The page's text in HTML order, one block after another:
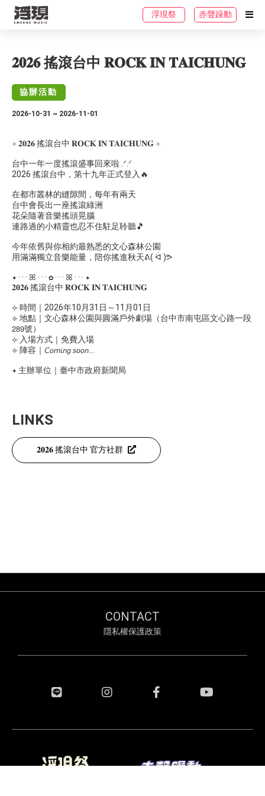
浮現祭 赤聲躁動
𝟐𝟎𝟐𝟔 搖滾台中 𝐑𝐎𝐂𝐊 𝐈𝐍 𝐓𝐀𝐈𝐂𝐇𝐔𝐍𝐆
協辦活動
2026-10-31 ~ 2026-11-01
✧ 𝟐𝟎𝟐𝟔 搖滾台中 𝐑𝐎𝐂𝐊 𝐈𝐍 𝐓𝐀𝐈𝐂𝐇𝐔𝐍𝐆 ✧
台中一年一度搖滾盛事回來啦 .ᐟ.ᐟ
2026 搖滾台中，第十九年正式登入🔥
在都市叢林的縫隙間，每年有兩天
台中會長出一座搖滾綠洲
花朵隨著音樂搖頭晃腦
連路過的小精靈也忍不住駐足聆聽🎵
今年依舊與你相約最熟悉的文心森林公園
用滿滿獨立音樂能量，陪你搖進秋天ᕕ( ᐛ )ᕗ
✦ · · · ꕤ · · · ✿ · · · ꕤ · · · ✦
𝟐𝟎𝟐𝟔 搖滾台中 𝐑𝐎𝐂𝐊 𝐈𝐍 𝐓𝐀𝐈𝐂𝐇𝐔𝐍𝐆
⟣ 時間｜2026年10月31日～11月01日
⟣ 地點｜文心森林公園與圓滿戶外劇場（台中市南屯區文心路一段
𝟤𝟪𝟫號）
⟣ 入場方式｜免費入場
⟣ 陣容｜𝘊𝘰𝘮𝘪𝘯𝘨 𝘴𝘰𝘰𝘯...
✦ 主辦單位｜臺中市政府新聞局
LINKS
𝟐𝟎𝟐𝟔 搖滾台中 官方社群
CONTACT
隱私權保護政策